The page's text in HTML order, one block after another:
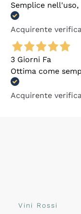
Semplice
Acquirente
3 Giorni Fa
Ottima come
Acquirente
Vini Rossi